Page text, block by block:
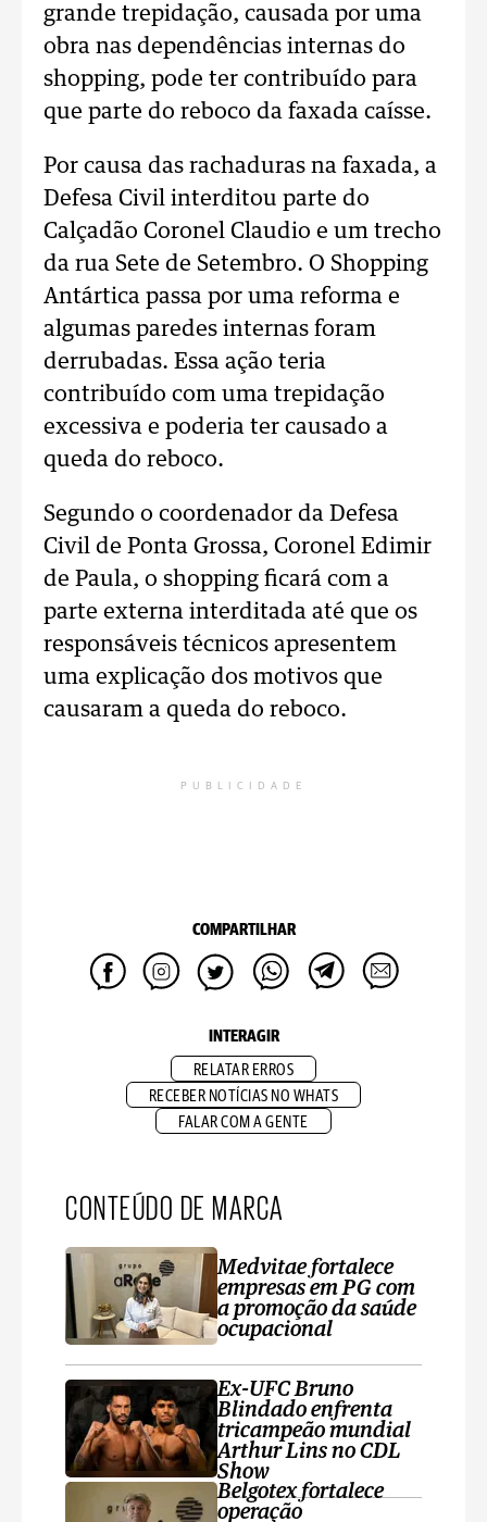
grande trepidação, causada por uma
obra nas dependências internas do
shopping, pode ter contribuído para
que parte do reboco da faxada caísse.
Por causa das rachaduras na faxada, a
Defesa Civil interditou parte do
Calçadão Coronel Claudio e um trecho
da rua Sete de Setembro. O Shopping
Antártica passa por uma reforma e
algumas paredes internas foram
derrubadas. Essa ação teria
contribuído com uma trepidação
excessiva e poderia ter causado a
queda do reboco.
Segundo o coordenador da Defesa
Civil de Ponta Grossa, Coronel Edimir
de Paula, o shopping ficará com a
parte externa interditada até que os
responsáveis técnicos apresentem
uma explicação dos motivos que
causaram a queda do reboco.
PUBLICIDADE
COMPARTILHAR
INTERAGIR
RELATAR ERROS
RECEBER NOTÍCIAS NO WHATS
FALAR COM A GENTE
CONTEÚDO DE MARCA
Medvitae fortalece
empresas em PG com
a promoção da saúde
ocupacional
Ex-UFC Bruno
Blindado enfrenta
tricampeão mundial
Arthur Lins no CDL
Show
Belgotex fortalece
operação